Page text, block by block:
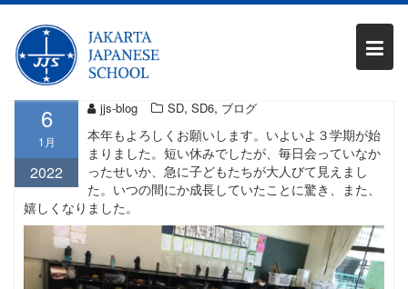
content
SD6 校内書き初め大会
6
1月
2022
jjs-blog SD, SD6, ブログ
本年もよろしくお願いします。いよいよ３学期が始
まりました。短い休みでしたが、毎日会っていなか
ったせいか、急に子どもたちが大人びて見えまし
た。いつの間にか成長していたことに驚き、また、
嬉しくなりました。